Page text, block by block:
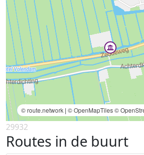
© route.network | © OpenMapTiles©
29932
Routes in de buurt